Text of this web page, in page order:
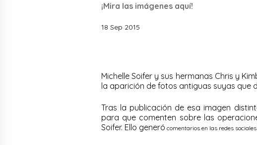
¡Mira las imágenes aquí!
18 Sep 2015
Michelle Soifer y sus hermanas Chris y
la aparición de fotos antiguas suyas que
Tras la publicación de esa imagen
para que comenten sobre las
Soifer. Ello generó comentarios en las redes